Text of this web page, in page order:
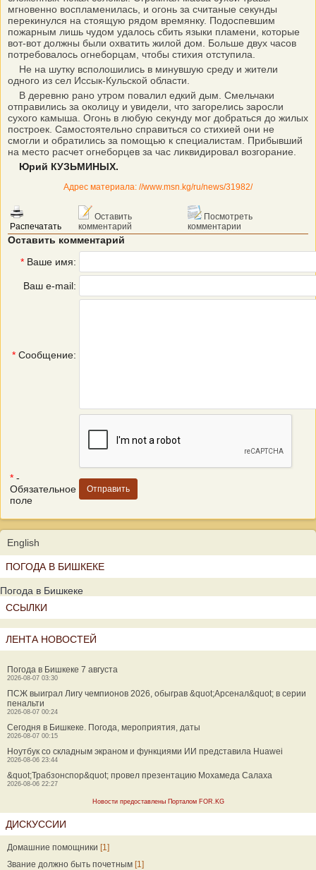
мгновенно воспламенилась, и огонь за считаные секунды
перекинулся на стоящую рядом времянку. Подоспевшим
пожарным лишь чудом удалось сбить языки пламени, которые
вот-вот должны были охватить жилой дом. Больше двух часов
потребовалось огнеборцам, чтобы стихия отступила.
Не на шутку всполошились в минувшую среду и жители
одного из сел Иссык-Кульской области.
В деревню рано утром повалил едкий дым. Смельчаки
отправились за околицу и увидели, что загорелись заросли
сухого камыша. Огонь в любую секунду мог добраться до жилых
построек. Самостоятельно справиться со стихией они не
смогли и обратились за помощью к специалистам. Прибывший
на место расчет огнеборцев за час ликвидировал возгорание.
Юрий КУЗЬМИНЫХ.
Адрес материала: //www.msn.kg/ru/news/31982/
Распечатать
Оставить
комментарий
Посмотреть
комментарии
Оставить комментарий
* Ваше имя:
Ваш e-mail:
* Сообщение:
* -
Обязательное
поле
English
ПОГОДА В БИШКЕКЕ
Погода в Бишкеке
ССЫЛКИ
ЛЕНТА НОВОСТЕЙ
Погода в Бишкеке 7 августа
2026-08-07 03:30
ПСЖ выиграл Лигу чемпионов 2026, обыграв &quot;Арсенал&quot; в серии
пенальти
2026-08-07 00:24
Сегодня в Бишкеке. Погода, мероприятия, даты
2026-08-07 00:15
Ноутбук со складным экраном и функциями ИИ представила Huawei
2026-08-06 23:44
&quot;Трабзонспор&quot; провел презентацию Мохамеда Салаха
2026-08-06 22:27
Новости предоставлены Порталом FOR.KG
ДИСКУССИИ
Домашние помощники [1]
Звание должно быть почетным [1]